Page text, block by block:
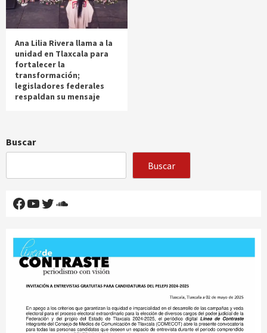
Ana Lilia Rivera llama a la
unidad en Tlaxcala para
fortalecer la
transformación;
legisladores federales
respaldan su mensaje
Buscar
Buscar
Facebook
YouTube
Twitter
SoundCloud